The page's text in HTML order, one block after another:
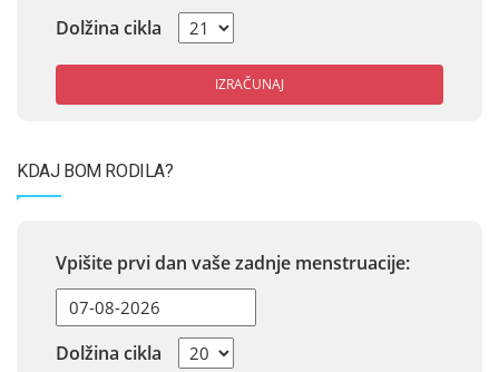
Dolžina cikla
IZRAČUNAJ
KDAJ BOM RODILA?
Vpišite prvi dan vaše zadnje menstruacije:
Dolžina cikla